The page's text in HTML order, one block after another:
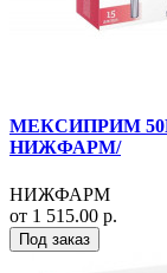
МЕКСИПРИМ
НИЖФАРМ/
НИЖФАРМ
от 1 515.00 р.
Под заказ